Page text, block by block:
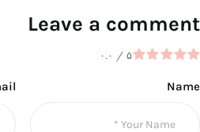
Leave a comment
۰.۰ / ۵
Name